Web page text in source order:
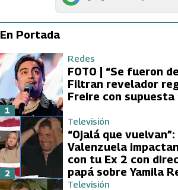
En Portada
Redes
FOTO | “Se fueron
Filtran revelador
Freire con
1
Televisión
“Ojalá que
Valenzuela
con tu Ex 2 con
papá sobre Yamila
2
Televisión